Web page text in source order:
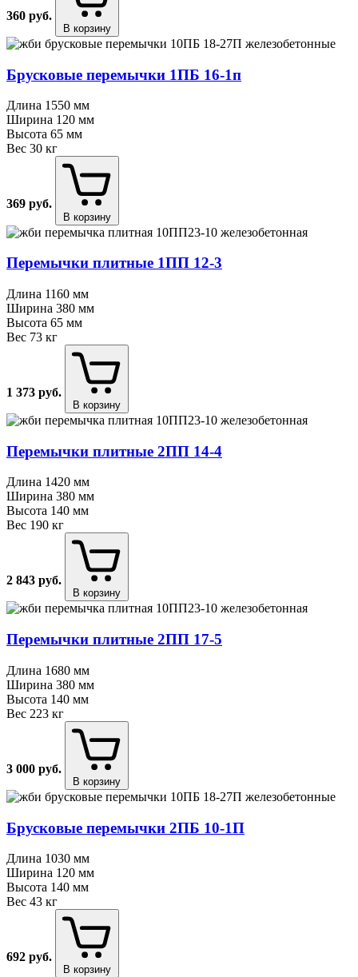
360 руб.
В корзину
Брусковые перемычки 1ПБ 16⁠-⁠1п
Длина 1550 мм
Ширина 120 мм
Высота 65 мм
Вес 30 кг
369 руб.
В корзину
Перемычки плитные 1ПП 12⁠-⁠3
Длина 1160 мм
Ширина 380 мм
Высота 65 мм
Вес 73 кг
1 373 руб.
В корзину
Перемычки плитные 2ПП 14⁠-⁠4
Длина 1420 мм
Ширина 380 мм
Высота 140 мм
Вес 190 кг
2 843 руб.
В корзину
Перемычки плитные 2ПП 17⁠-⁠5
Длина 1680 мм
Ширина 380 мм
Высота 140 мм
Вес 223 кг
3 000 руб.
В корзину
Брусковые перемычки 2ПБ 10⁠-⁠1П
Длина 1030 мм
Ширина 120 мм
Высота 140 мм
Вес 43 кг
692 руб.
В корзину